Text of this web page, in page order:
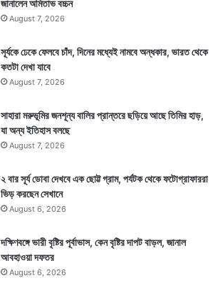
জানালেন অমিতাভ বচ্চন
August 7, 2026
সূর্যকে ঢেকে ফেলবে চাঁদ, দিনের মধ্যেই নামবে অন্ধকার, ভারত থেকে
কতটা দেখা যাবে
August 7, 2026
সাহারা মরুভূমির জনশূন্য বালির প্রান্তরে ছড়িয়ে আছে তিমির হাড়,
যা অন্য ইতিহাস বলছে
August 7, 2026
২ বার সূর্য ডোবা দেখবে এক ছোট্ট গ্রাম, পর্যটক থেকে ফটোগ্রাফাররা
ভিড় করছেন সেখানে
August 6, 2026
দক্ষিণবঙ্গে ভারী বৃষ্টির পূর্বাভাস, কেন বৃষ্টির দাপট বাড়ল, জানাল
আবহাওয়া দফতর
August 6, 2026